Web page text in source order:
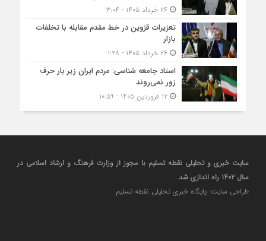
۲۶ خرداد ۱۴۰۵ - ۳:۰۴
تعزیرات قزوین در خط مقدم مقابله با تخلفات
بازار
۲۶ خرداد ۱۴۰۵ - ۱:۲۸
استاد جامعه شناسی: مردم ایران زیر بار حرف
زور نمی‌روند
۱۲ فروردین ۱۴۰۵ - ۱۰:۵۹
سایت خبری و تحلیلی نقطه تسلیم با مجوز از وزارت فرهنگ و ارشاد اسلامی در
سال ۱۴۰۲ راه اندازی شد.
طراحی سایت: پایگاه خبری تحلیلی نقطه تسلیم